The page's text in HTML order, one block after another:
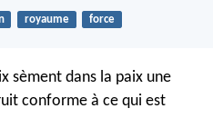
royaume force
sèment dans la paix une
conforme à ce qui est